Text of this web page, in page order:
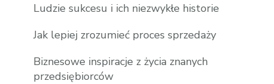
Ludzie sukcesu i ich niezwykłe historie
Jak lepiej zrozumieć proces sprzedaży
Biznesowe inspiracje z życia znanych
przedsiębiorców